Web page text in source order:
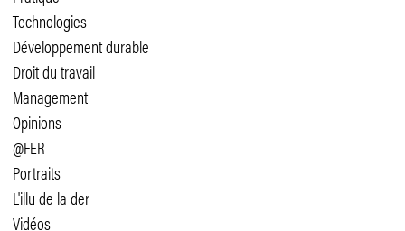
Technologies
Développement durable
Droit du travail
Management
Opinions
@FER
Portraits
L'illu de la der
Vidéos